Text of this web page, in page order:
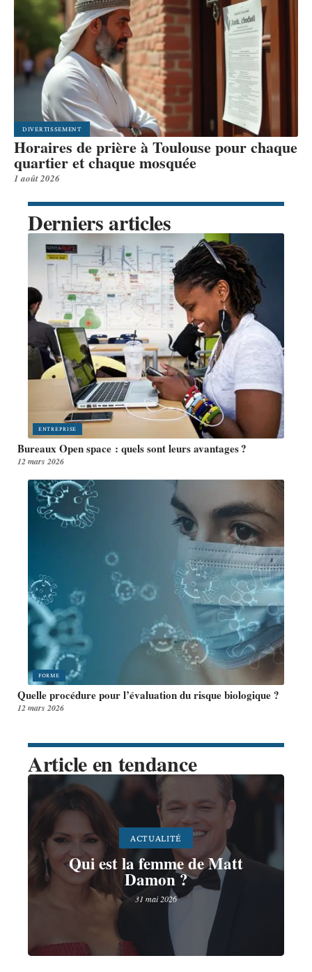
DIVERTISSEMENT
Horaires de prière à Toulouse pour chaque
quartier et chaque mosquée
1 août 2026
Derniers articles
ENTREPRISE
Bureaux Open space : quels sont leurs avantages ?
12 mars 2026
FORME
Quelle procédure pour l’évaluation du risque biologique ?
12 mars 2026
Article en tendance
ACTUALITÉ
Qui est la femme de Matt
Damon ?
31 mai 2026